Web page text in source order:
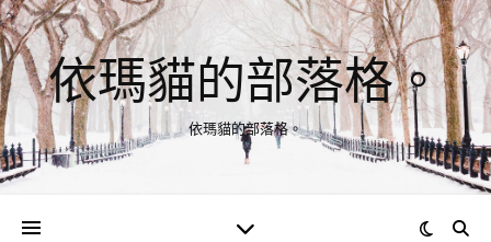
依瑪貓的部落格。
依瑪貓的部落格。